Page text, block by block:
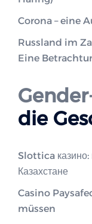
Corona – eine
Russland im
Eine
die
Slottica казино:
Казахстане
Casino
müssen